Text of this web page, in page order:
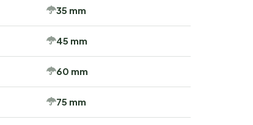
35 mm
45 mm
60 mm
75 mm